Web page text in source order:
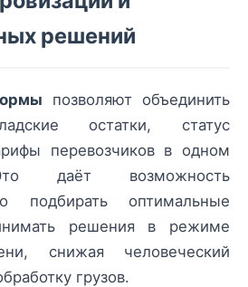
решений
позволяют объединить
остатки, статус
перевозчиков в одном
даёт возможность
подбирать оптимальные
решения в режиме
снижая человеческий
грузов.